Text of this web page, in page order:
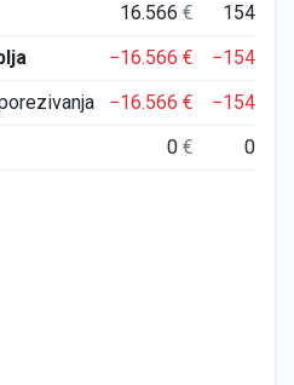
16.566€ 154
−16.566€ −154
−16.566€ −154
0€ 0